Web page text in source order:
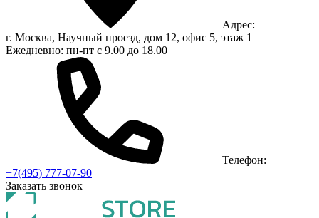
Адрес:
г. Москва, Научный проезд, дом 12, офис 5, этаж 1
Ежедневно: пн-пт с 9.00 до 18.00
Телефон:
+7(495) 777-07-90
Заказать звонок